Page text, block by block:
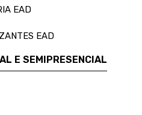
EAD
EAD
E SEMIPRESENCIAL